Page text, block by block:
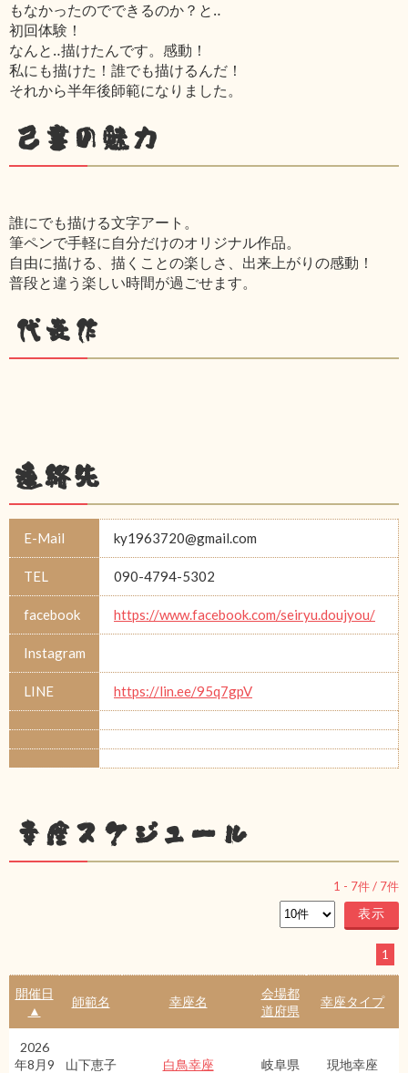
もなかったのでできるのか？と‥
初回体験！
なんと‥描けたんです。感動！
私にも描けた！誰でも描けるんだ！
それから半年後師範になりました。
己書の魅力
誰にでも描ける文字アート。
筆ペンで手軽に自分だけのオリジナル作品。
自由に描ける、描くことの楽しさ、出来上がりの感動！
普段と違う楽しい時間が過ごせます。
代表作
連絡先
E-Mail ky1963720@gmail.com
TEL 090-4794-5302
facebook https://www.facebook.com/seiryu.doujyou/
Instagram
LINE https://lin.ee/95q7gpV
幸座スケジュール
1 - 7件 / 7件
1
開催日
▲
師範名 幸座名
会場都
道府県
幸座タイプ
2026
年8月9
山下恵子 白鳥幸座 岐阜県 現地幸座